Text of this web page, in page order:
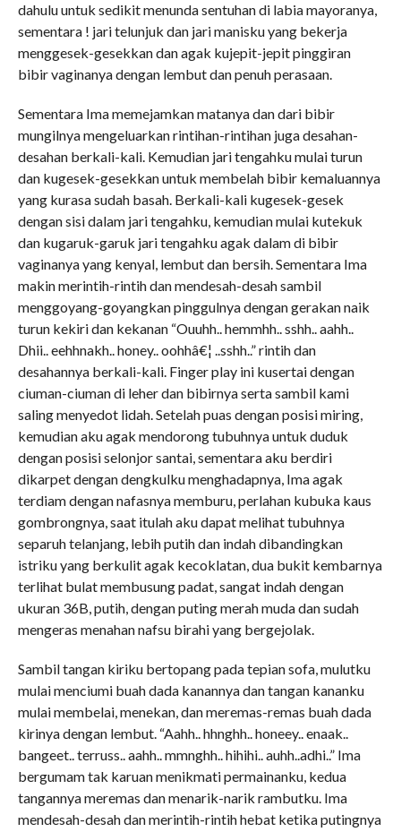
dahulu untuk sedikit menunda sentuhan di labia mayoranya,
sementara ! jari telunjuk dan jari manisku yang bekerja
menggesek-gesekkan dan agak kujepit-jepit pinggiran
bibir vaginanya dengan lembut dan penuh perasaan.
Sementara Ima memejamkan matanya dan dari bibir
mungilnya mengeluarkan rintihan-rintihan juga desahan-
desahan berkali-kali. Kemudian jari tengahku mulai turun
dan kugesek-gesekkan untuk membelah bibir kemaluannya
yang kurasa sudah basah. Berkali-kali kugesek-gesek
dengan sisi dalam jari tengahku, kemudian mulai kutekuk
dan kugaruk-garuk jari tengahku agak dalam di bibir
vaginanya yang kenyal, lembut dan bersih. Sementara Ima
makin merintih-rintih dan mendesah-desah sambil
menggoyang-goyangkan pinggulnya dengan gerakan naik
turun kekiri dan kekanan “Ouuhh.. hemmhh.. sshh.. aahh..
Dhii.. eehhnakh.. honey.. oohhâ€¦ ..sshh..” rintih dan
desahannya berkali-kali. Finger play ini kusertai dengan
ciuman-ciuman di leher dan bibirnya serta sambil kami
saling menyedot lidah. Setelah puas dengan posisi miring,
kemudian aku agak mendorong tubuhnya untuk duduk
dengan posisi selonjor santai, sementara aku berdiri
dikarpet dengan dengkulku menghadapnya, Ima agak
terdiam dengan nafasnya memburu, perlahan kubuka kaus
gombrongnya, saat itulah aku dapat melihat tubuhnya
separuh telanjang, lebih putih dan indah dibandingkan
istriku yang berkulit agak kecoklatan, dua bukit kembarnya
terlihat bulat membusung padat, sangat indah dengan
ukuran 36B, putih, dengan puting merah muda dan sudah
mengeras menahan nafsu birahi yang bergejolak.
Sambil tangan kiriku bertopang pada tepian sofa, mulutku
mulai menciumi buah dada kanannya dan tangan kananku
mulai membelai, menekan, dan meremas-remas buah dada
kirinya dengan lembut. “Aahh.. hhnghh.. honeey.. enaak..
bangeet.. terruss.. aahh.. mmnghh.. hihihi.. auhh..adhi..” Ima
bergumam tak karuan menikmati permainanku, kedua
tangannya meremas dan menarik-narik rambutku. Ima
mendesah-desah dan merintih-rintih hebat ketika putingnya